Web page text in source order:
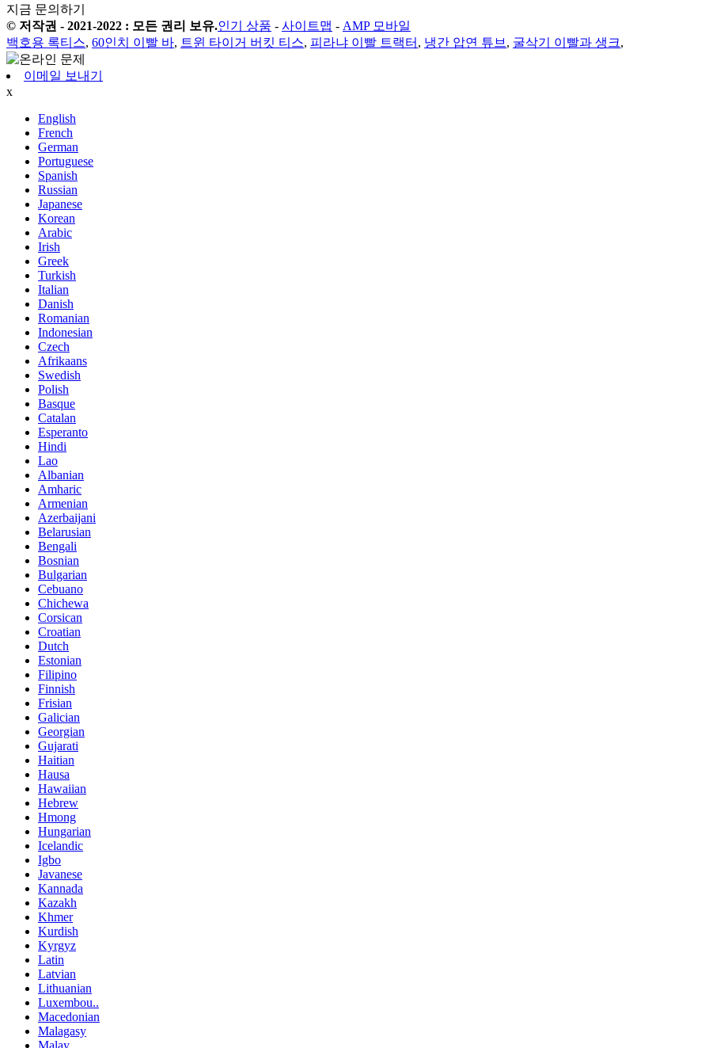
지금 문의하기
© 저작권 - 2021-2022 : 모든 권리 보유.인기 상품 - 사이트맵 - AMP 모바일
백호용 록티스, 60인치 이빨 바, 트윈 타이거 버킷 티스, 피라냐 이빨 트랙터 , 냉간 압연 튜브 , 굴삭기 이빨과 생크,
이메일 보내기
x
English
French
German
Portuguese
Spanish
Russian
Japanese
Korean
Arabic
Irish
Greek
Turkish
Italian
Danish
Romanian
Indonesian
Czech
Afrikaans
Swedish
Polish
Basque
Catalan
Esperanto
Hindi
Lao
Albanian
Amharic
Armenian
Azerbaijani
Belarusian
Bengali
Bosnian
Bulgarian
Cebuano
Chichewa
Corsican
Croatian
Dutch
Estonian
Filipino
Finnish
Frisian
Galician
Georgian
Gujarati
Haitian
Hausa
Hawaiian
Hebrew
Hmong
Hungarian
Icelandic
Igbo
Javanese
Kannada
Kazakh
Khmer
Kurdish
Kyrgyz
Latin
Latvian
Lithuanian
Luxembou..
Macedonian
Malagasy
Malay